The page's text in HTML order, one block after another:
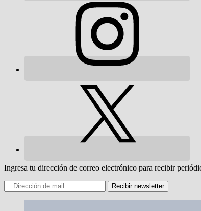
Ingresa tu dirección de correo electrónico para recibir
Recibir newsletter